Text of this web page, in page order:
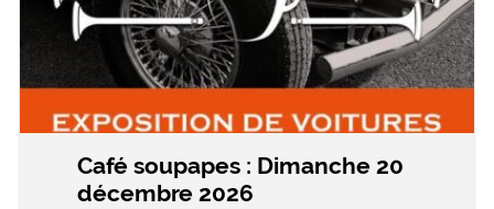
Café soupapes : Dimanche 20
décembre 2026